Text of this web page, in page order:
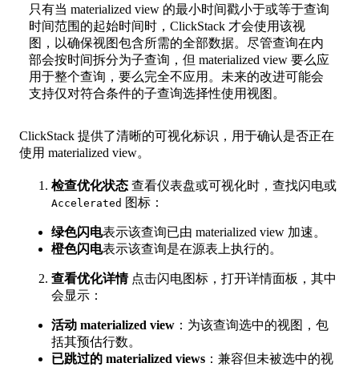
只有当 materialized view 的最小时间戳小于或等于查询
时间范围的起始时间时，ClickStack 才会使用该视
图，以确保视图包含所需的全部数据。尽管查询在内
部会按时间拆分为子查询，但 materialized view 要么应
用于整个查询，要么完全不应用。未来的改进可能会
支持仅对符合条件的子查询选择性使用视图。
ClickStack 提供了清晰的可视化标识，用于确认是否正在
使用 materialized view。
检查优化状态 查看仪表盘或可视化时，查找闪电或
Accelerated 图标：
绿色闪电表示该查询已由 materialized view 加速。
橙色闪电表示该查询是在源表上执行的。
查看优化详情点击闪电图标，打开详情面板，其中
会显示：
活动 materialized view ：为该查询选中的视图，包
括其预估行数。
已跳过的 materialized views ：兼容但未被选中的视